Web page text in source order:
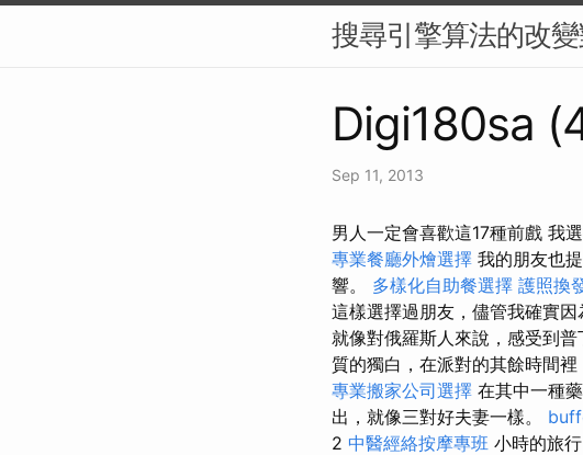
搜尋引擎算法的改
Digi180sa
Sep 11, 2013
男人一定會喜歡這17種前戲 我
專業餐廳外燴選擇 我的朋友也
響。 多樣化自助餐選擇 護照換
這樣選擇過朋友，儘管我確實
就像對俄羅斯人來說，感受到
質的獨白，在派對的其餘時間
專業搬家公司選擇 在其中一種
出，就像三對好夫妻一樣。
2 中醫經絡按摩專班 小時的旅